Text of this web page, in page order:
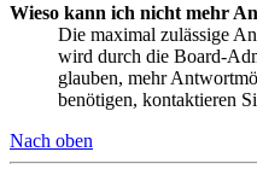
Wieso kann ich nicht mehr
Die maximal zulässige
wird durch die Board-
glauben, mehr
benötigen, kontaktieren
Nach oben